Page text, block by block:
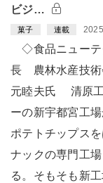
ビジ…
菓子 連載
◇食品ニューテ
長 農林水産技
元睦夫氏 清原工
ーの新宇都宮工
ポテトチップス
ナックの専門工
る。そもそも新